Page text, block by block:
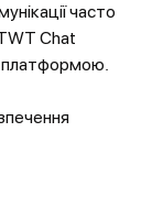
часто
Chat
платформою.